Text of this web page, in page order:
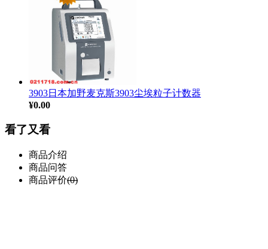
3903日本加野麦克斯3903尘埃粒子计数器
¥0.00
看了又看
商品介绍
商品问答
商品评价(0)